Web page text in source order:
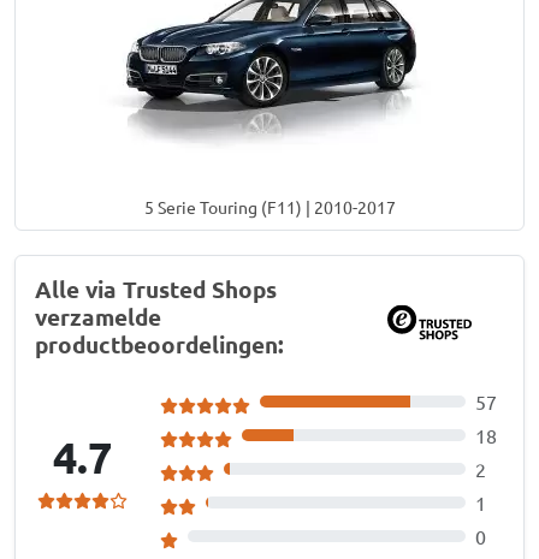
5 Serie Touring (F11) | 2010-2017
Alle via Trusted Shops
verzamelde
productbeoordelingen:
4.7
57
18
2
1
0